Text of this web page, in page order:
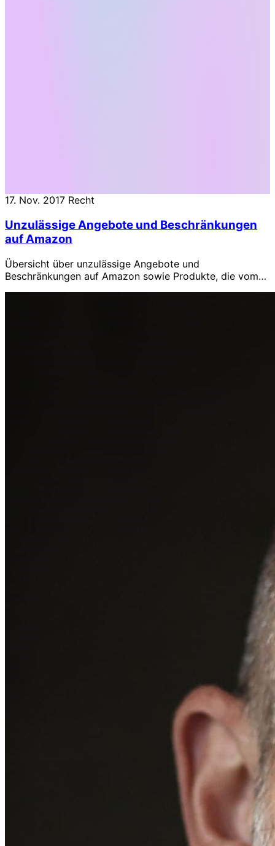
17. Nov. 2017 Recht
Unzulässige Angebote und Beschränkungen
auf Amazon
Übersicht über unzulässige Angebote und
Beschränkungen auf Amazon sowie Produkte, die vom